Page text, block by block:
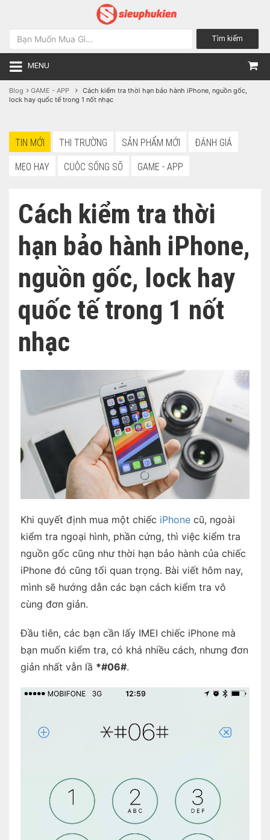
Tìm kiếm
MENU
Blog GAME - APP
Cách kiểm tra thời hạn bảo hành iPhone, nguồn gốc,
lock hay quốc tế trong 1 nốt nhạc
TIN MỚI THỊ TRƯỜNG SẢN PHẨM MỚI ĐÁNH GIÁ
MẸO HAY CUỘC SỐNG SỐ GAME - APP
Cách kiểm tra thời
hạn bảo hành iPhone,
nguồn gốc, lock hay
quốc tế trong 1 nốt
nhạc
Khi quyết định mua một chiếc iPhonecũ, ngoài
kiểm tra ngoại hình, phần cứng, thì việc kiểm tra
nguồn gốc cũng như thời hạn bảo hành của chiếc
iPhone đó cũng tối quan trọng. Bài viết hôm nay,
mình sẽ hướng dẫn các bạn cách kiểm tra vô
cùng đơn giản.
Đầu tiên, các bạn cần lấy IMEI chiếc iPhone mà
bạn muốn kiểm tra, có khá nhiều cách, nhưng đơn
giản nhất vẫn lầ *#06#.